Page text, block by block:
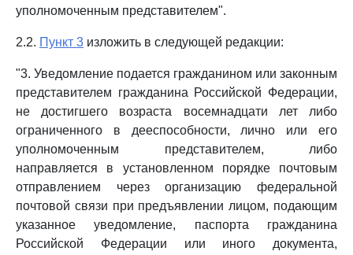
уполномоченным представителем".
2.2. Пункт 3 изложить в следующей редакции:
"3. Уведомление подается гражданином или законным
представителем гражданина Российской Федерации,
не достигшего возраста восемнадцати лет либо
ограниченного в дееспособности, лично или его
уполномоченным представителем, либо
направляется в установленном порядке почтовым
отправлением через организацию федеральной
почтовой связи при предъявлении лицом, подающим
указанное уведомление, паспорта гражданина
Российской Федерации или иного документа,